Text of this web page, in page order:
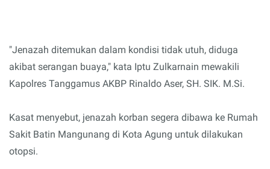
"Jenazah ditemukan dalam kondisi tidak utuh, diduga
akibat serangan buaya," kata Iptu Zulkarnain mewakili
Kapolres Tanggamus AKBP Rinaldo Aser, SH. SIK. M.Si.
Kasat menyebut, jenazah korban segera dibawa ke Rumah
Sakit Batin Mangunang di Kota Agung untuk dilakukan
otopsi.